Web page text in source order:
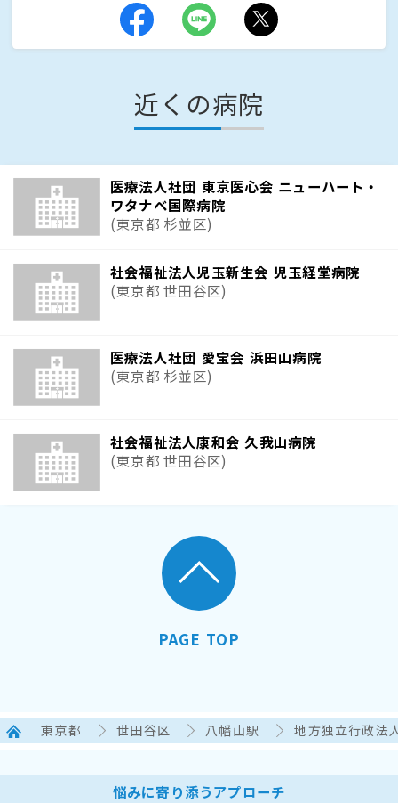
近くの病院
医療法人社団 東京医心会 ニューハート・
ワタナベ国際病院
(東京都 杉並区)
社会福祉法人児玉新生会 児玉経堂病院
(東京都 世田谷区)
医療法人社団 愛宝会 浜田山病院
(東京都 杉並区)
社会福祉法人康和会 久我山病院
(東京都 世田谷区)
PAGE TOP
東京都 世田谷区 八幡山駅 地方独立行政法
悩みに寄り添うアプローチ